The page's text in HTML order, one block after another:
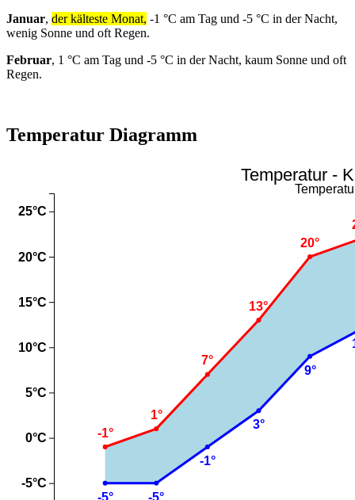
Januar, der kälteste Monat, -1 °C am Tag und -5 °C in der Nacht,
wenig Sonne und oft Regen.
Februar, 1 °C am Tag und -5 °C in der Nacht, kaum Sonne und oft
Regen.
Temperatur Diagramm